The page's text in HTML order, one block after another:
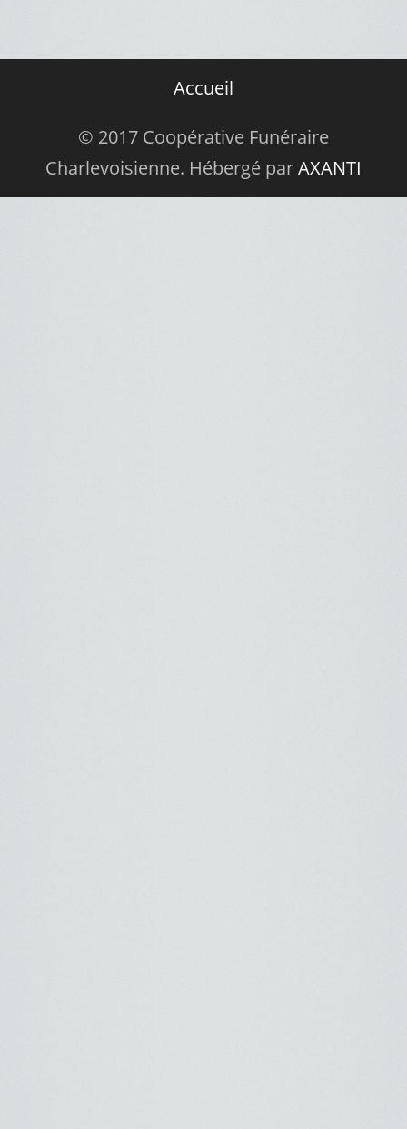
Accueil
© 2017 Coopérative Funéraire
Charlevoisienne. Hébergé parAXANTI